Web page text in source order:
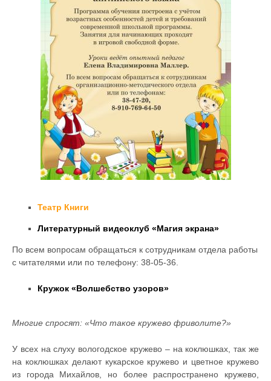
Театр Книги
Литературный видеоклуб «Магия экрана»
По всем вопросам обращаться к сотрудникам отдела работы
с читателями или по телефону: 38-05-36.
Кружок «Волшебство узоров»
Многие спросят: «Что такое кружево фриволите?»
У всех на слуху вологодское кружево – на коклюшках, так же
на коклюшках делают кукарское кружево и цветное кружево
из города Михайлов, но более распространено кружево,